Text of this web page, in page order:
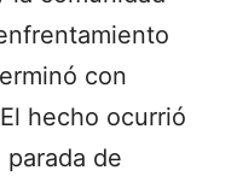
con
hecho ocurrió
de